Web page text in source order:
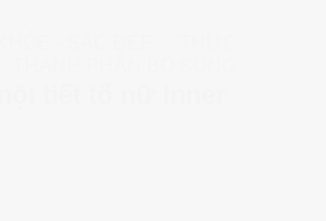
tiết tố nữ Inner